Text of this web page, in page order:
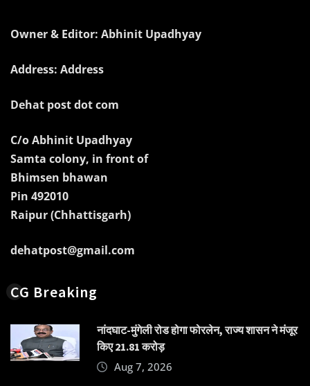
Owner & Editor: Abhinit Upadhyay
Address: Address
Dehat post dot com
C/o Abhinit Upadhyay
Samta colony, in front of
Bhimsen bhawan
Pin 492010
Raipur (Chhattisgarh)
dehatpost@gmail.com
CG Breaking
नांदघाट-मुंगेली रोड होगा फोरलेन, राज्य शासन ने मंजूर
किए 21.81 करोड़
Aug 7, 2026